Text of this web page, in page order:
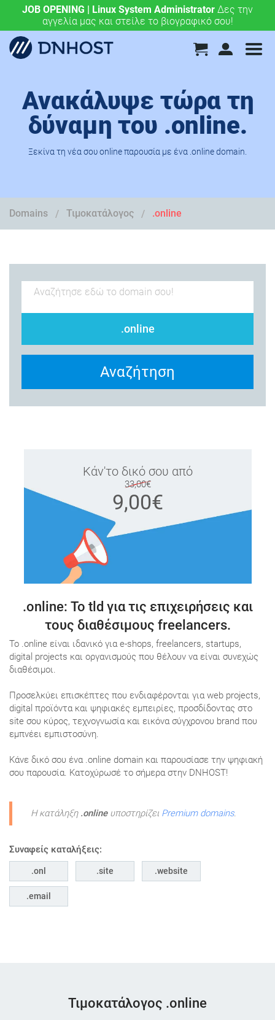
JOB OPENING | Linux System Administrator Δες την
αγγελία μας και στείλε το βιογραφικό σου!
.eu & .ευ domains μόνο 4,90 €/έτος.Χάραξε την
ευρωπαϊκή σου πορεία σήμερα!
Ανακάλυψε τώρα τη
δύναμη του .online.
Ξεκίνα τη νέα σου online παρουσία με ένα .online domain.
Domains Τιμοκατάλογος .online
.online
Αναζήτηση
Κάν'το δικό σου από
33,00€
9,00€
.online: Το tld για τις επιχειρήσεις και
τους διαθέσιμους freelancers.
Το .online είναι ιδανικό για e-shops, freelancers, startups,
digital projects και οργανισμούς που θέλουν να είναι συνεχώς
διαθέσιμοι.
Προσελκύει επισκέπτες που ενδιαφέρονται για web projects,
digital προϊόντα και ψηφιακές εμπειρίες, προσδίδοντας στο
site σου κύρος, τεχνογνωσία και εικόνα σύγχρονου brand που
εμπνέει εμπιστοσύνη.
Κάνε δικό σου ένα .online domain και παρουσίασε την ψηφιακή
σου παρουσία. Κατοχύρωσέ το σήμερα στην DNHOST!
Η κατάληξη .onlineυποστηρίζει Premium domains.
Συναφείς καταλήξεις:
onl site website
email
Τιμοκατάλογος .online